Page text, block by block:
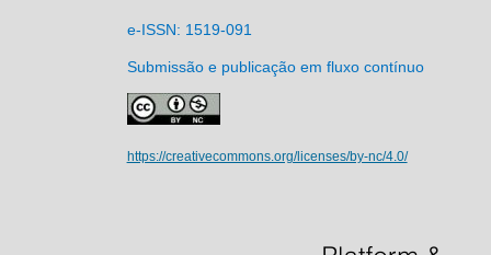
e-ISSN: 1519-091
Submissão e publicação em fluxo contínuo
https://creativecommons.org/licenses/by-nc/4.0/